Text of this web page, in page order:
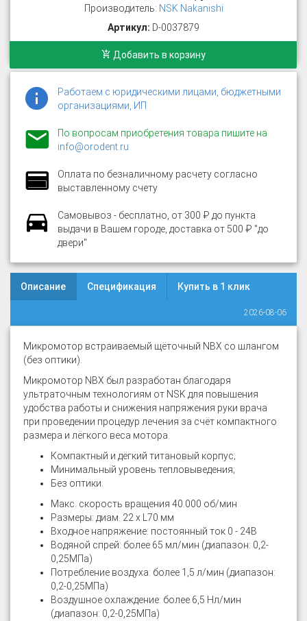
Производитель: NSK Nakanishi
Артикул: D-0037879
Добавить в корзину
Работаем с юридическими лицами, бюджетными
организациями, ИП
По вопросам приобретения товара пишите на
info@orodent.ru
Оплата по безналичному расчету согласно
выставленному счету
Самовывоз - бесплатно, от 300 ₽ до пункта
выдачи в Вашем городе, доставка от 500 ₽ "до
двери"
Описание Спецификация Купить в 1 клик
2026-08-06
Микромотор встраиваемый щёточный NBX со шлангом
(без оптики).
Микромотор NBX был разработан благодаря
ультраточным технологиям от NSK для повышения
удобства работы и снижения напряжения руки врача
при проведении процедур лечения за счёт компактного
размера и лёгкого веса мотора.
Компактный и дёгкий титановый корпус;
Минимальный уровень тепловыведения;
Без оптики.
Макс. скорость вращения 40.000 об/мин
Размеры: диам. 22 x L70 мм
Входное напряжение: постоянный ток 0 - 24В
Водяной спрей: более 65 мл/мин (диапазон: 0,2-
0,25МПа)
Потребление воздуха: более 1,5 л/мин (диапазон:
0,2-0,25МПа)
Воздушное охлаждение: более 6,5 Нл/мин
(диапазон: 0,2-0,25МПа)